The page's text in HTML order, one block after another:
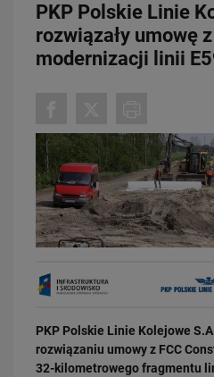
PKP Polskie Linie
rozwiązały umowę
modernizacji linii
PKP Polskie Linie Kolejowe
rozwiązaniu umowy z FCC
32-kilometrowego fragmentu
PRZECZYTAJ
Dobre zmiany dla mieszkańców
drogowy